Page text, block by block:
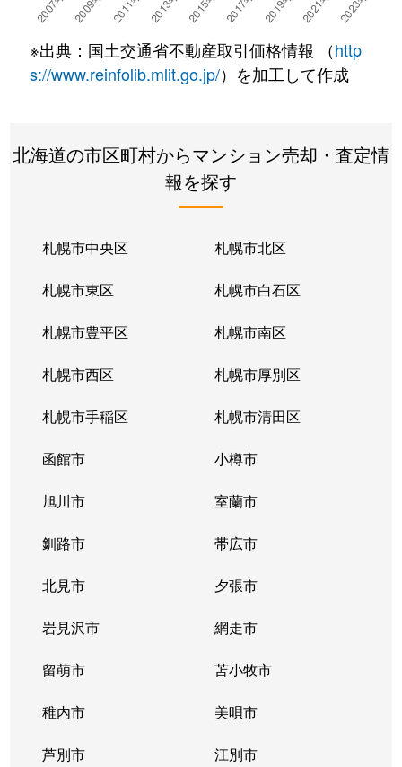
湯川町 780万円 湯の川温泉
徒歩4
湯浜町
450万円 函館アリーナ前
徒歩15
若松町
630万円 函館駅前 徒歩6
※出典：国土交通省不動産取引価格情報 （http
s://www.reinfolib.mlit.go.jp/）を加工して作成
北海道の市区町村からマンション売却・査定情
報を探す
札幌市中央区 札幌市北区
札幌市東区 札幌市白石区
札幌市豊平区 札幌市南区
札幌市西区 札幌市厚別区
札幌市手稲区 札幌市清田区
函館市 小樽市
旭川市 室蘭市
釧路市 帯広市
北見市 夕張市
岩見沢市 網走市
留萌市 苫小牧市
稚内市 美唄市
芦別市 江別市